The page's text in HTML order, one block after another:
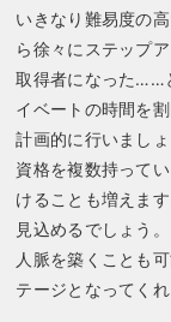
いきなり難易度の
ら徐々にステップ
取得者になった……
イベートの時間を
計画的に行いましょ
資格を複数持って
けることも増えま
見込めるでしょう
人脈を築くことも
テージとなってくれ